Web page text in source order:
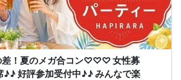
！夏のメガ合コン♡♡♡ 女性募
好評参加受付中♪♪ みんなで楽